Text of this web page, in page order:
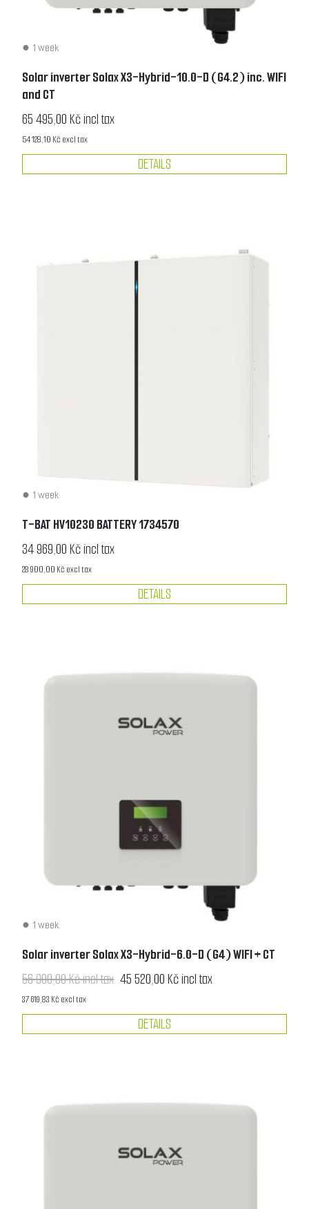
1 week
Solar inverter Solax X3-Hybrid-10.0-D (G4.2) inc. WIFI
and CT
65 495,00 Kč incl tax
54 128,10 Kč excl tax
DETAILS
1 week
T-BAT HV10230 BATTERY 1734570
34 969,00 Kč incl tax
28 900,00 Kč excl tax
DETAILS
1 week
Solar inverter Solax X3-Hybrid-6.0-D (G4) WIFI + CT
56 900,00 Kč incl tax 45 520,00 Kč incl tax
37 619,83 Kč excl tax
DETAILS